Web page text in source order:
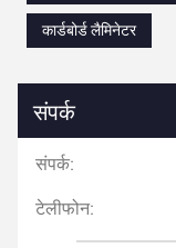
कार्डबोर्ड लैमिनेटर
संपर्क
संपर्क:
टेलीफोन: